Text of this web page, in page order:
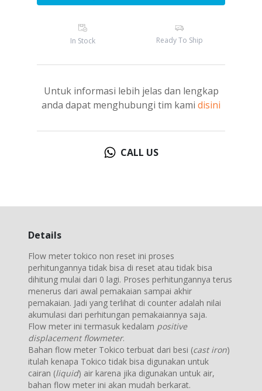
In Stock Ready To Ship
Untuk informasi lebih jelas dan lengkap
anda dapat menghubungi tim kami disini
CALL US
Details
Flow meter tokico non reset ini proses
perhitungannya tidak bisa di reset atau tidak bisa
dihitung mulai dari 0 lagi. Proses perhitungannya terus
menerus dari awal pemakaian sampai akhir
pemakaian. Jadi yang terlihat di counter adalah nilai
akumulasi dari perhitungan pemakaiannya saja.
Flow meter ini termasuk kedalam positive
displacement flowmeter.
Bahan flow meter Tokico terbuat dari besi (cast iron)
itulah kenapa Tokico tidak bisa digunakan untuk
cairan (liquid) air karena jika digunakan untuk air,
bahan flow meter ini akan mudah berkarat.